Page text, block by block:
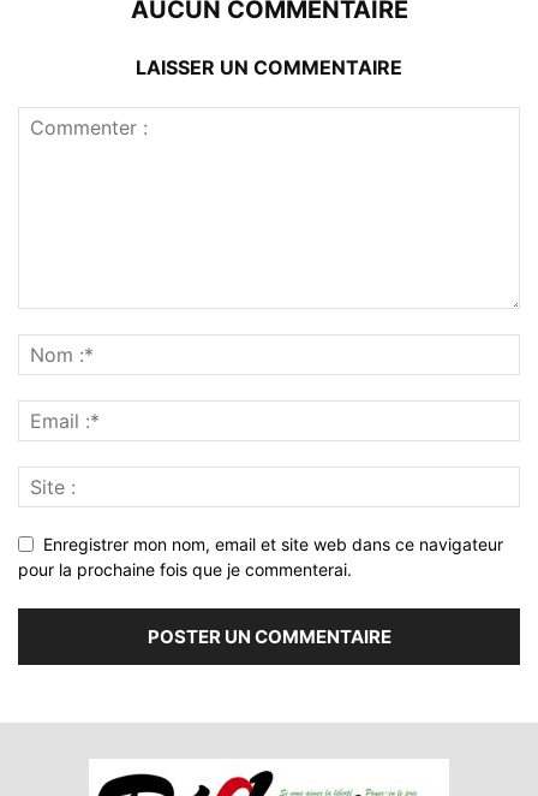
AUCUN COMMENTAIRE
LAISSER UN COMMENTAIRE
Enregistrer mon nom, email et site web dans ce navigateur
pour la prochaine fois que je commenterai.